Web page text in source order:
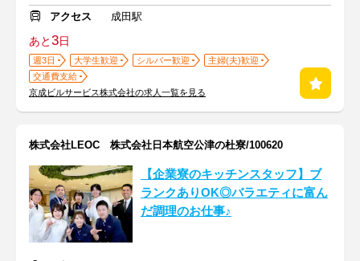
アクセス
成田駅
あと3日
週3日 大学生歓迎 シルバー歓迎
主婦(夫)歓迎
交通費支給
京成ビルサービス株式会社の求人一覧を見る
株式会社LEOC 株式会社日本航空公津の杜寮/100620
【企業寮のキッチンスタッフ】ブ
ランクありOK◎バラエティに富ん
だ調理のお仕事♪